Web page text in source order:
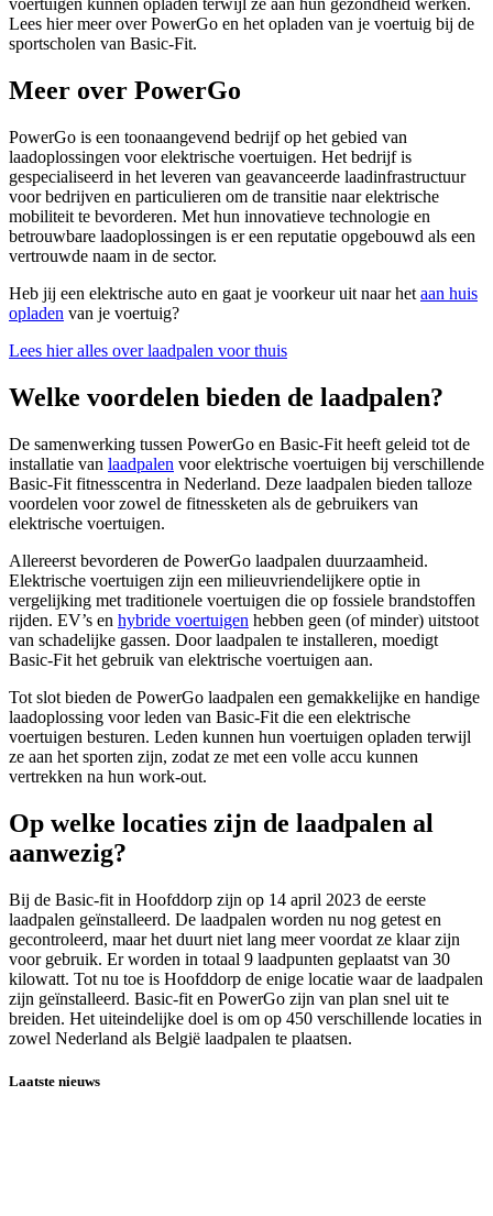
voertuigen kunnen opladen terwijl ze aan hun gezondheid werken.
Lees hier meer over PowerGo en het opladen van je voertuig bij de
sportscholen van Basic-Fit.
Meer over PowerGo
PowerGo is een toonaangevend bedrijf op het gebied van
laadoplossingen voor elektrische voertuigen. Het bedrijf is
gespecialiseerd in het leveren van geavanceerde laadinfrastructuur
voor bedrijven en particulieren om de transitie naar elektrische
mobiliteit te bevorderen. Met hun innovatieve technologie en
betrouwbare laadoplossingen is er een reputatie opgebouwd als een
vertrouwde naam in de sector.
Heb jij een elektrische auto en gaat je voorkeur uit naar het aan huis
opladen van je voertuig?
Lees hier alles over laadpalen voor thuis
Welke voordelen bieden de laadpalen?
De samenwerking tussen PowerGo en Basic-Fit heeft geleid tot de
installatie van laadpalen voor elektrische voertuigen bij verschillende
Basic-Fit fitnesscentra in Nederland. Deze laadpalen bieden talloze
voordelen voor zowel de fitnessketen als de gebruikers van
elektrische voertuigen.
Allereerst bevorderen de PowerGo laadpalen duurzaamheid.
Elektrische voertuigen zijn een milieuvriendelijkere optie in
vergelijking met traditionele voertuigen die op fossiele brandstoffen
rijden. EV’s en hybride voertuigen hebben geen (of minder) uitstoot
van schadelijke gassen. Door laadpalen te installeren, moedigt
Basic-Fit het gebruik van elektrische voertuigen aan.
Tot slot bieden de PowerGo laadpalen een gemakkelijke en handige
laadoplossing voor leden van Basic-Fit die een elektrische
voertuigen besturen. Leden kunnen hun voertuigen opladen terwijl
ze aan het sporten zijn, zodat ze met een volle accu kunnen
vertrekken na hun work-out.
Op welke locaties zijn de laadpalen al
aanwezig?
Bij de Basic-fit in Hoofddorp zijn op 14 april 2023 de eerste
laadpalen geïnstalleerd. De laadpalen worden nu nog getest en
gecontroleerd, maar het duurt niet lang meer voordat ze klaar zijn
voor gebruik. Er worden in totaal 9 laadpunten geplaatst van 30
kilowatt. Tot nu toe is Hoofddorp de enige locatie waar de laadpalen
zijn geïnstalleerd. Basic-fit en PowerGo zijn van plan snel uit te
breiden. Het uiteindelijke doel is om op 450 verschillende locaties in
zowel Nederland als België laadpalen te plaatsen.
Laatste nieuws